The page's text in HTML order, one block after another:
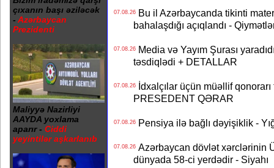
çıxanın başı əziləcək
- Azərbaycan
Prezidenti
Maliyyə Nazirliyi
AAYDA yoxlama
aparır - Ciddi
yeyintilər aşkarlanıb
07.08.26Bu il Azərbaycanda tikinti
bahalaşdığı açıqlandı -
07.08.26Media və Yayım Şurası
təsdiqlədi + DETALLAR
07.08.26İdxalçılar üçün müəllif
PRESEDENT QƏRAR
07.08.26Pensiya ilə bağlı dəyişiklik -
07.08.26Azərbaycan dövlət xərclərinin
dünyada 58-ci yerdədir - Siyahı